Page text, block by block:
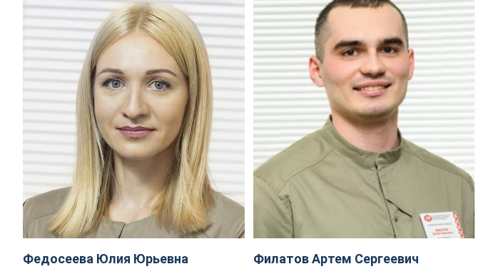
Федосеева Юлия Юрьевна Филатов Артем Сергеевич